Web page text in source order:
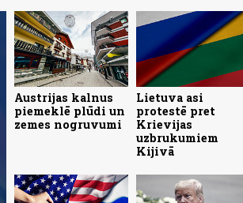
Austrijas kalnus
piemeklē plūdi un
zemes nogruvumi
Lietuva asi
protestē pret
Krievijas
uzbrukumiem
Kijivā